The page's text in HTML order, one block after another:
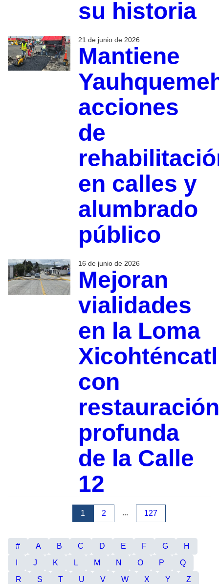
su historia
21 de junio de 2026
Mantiene
acciones
de
en calles y
alumbrado
público
16 de junio de 2026
Mejoran
vialidades
en la Loma
Xicohténcatl
con
restauración
profunda
de la Calle
12
1 2 ... 127
# A B C D E F G
H
J K L M N O P
Q
R
S T U V W X Y Z